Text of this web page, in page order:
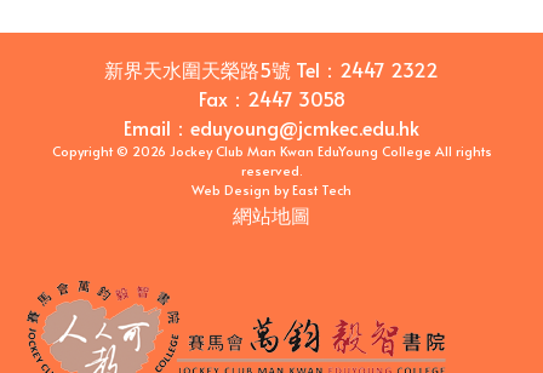
新界天水圍天榮路5號 Tel： 2447 2322
Fax： 2447 3058
Email ： eduyoung@jcmkec.edu.hk
Copyright © 2026 Jockey Club Man Kwan EduYoung College All rights
reserved.
Web Design byEast Tech
網站地圖